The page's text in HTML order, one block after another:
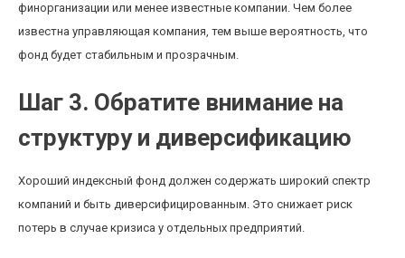
финорганизации или менее известные компании. Чем более
известна управляющая компания, тем выше вероятность, что
фонд будет стабильным и прозрачным.
Шаг 3. Обратите внимание на
структуру и диверсификацию
Хороший индексный фонд должен содержать широкий спектр
компаний и быть диверсифицированным. Это снижает риск
потерь в случае кризиса у отдельных предприятий.